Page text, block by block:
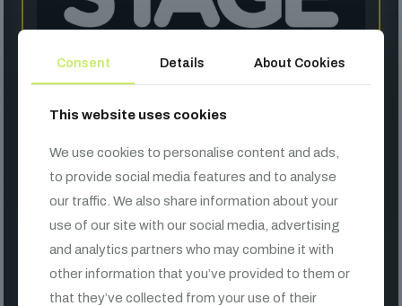
KARBANTARTÁS
Consent Details About Cookies
This website uses cookies
We use cookies to personalise content and ads,
to provide social media features and to analyse
our traffic. We also share information about your
use of our site with our social media, advertising
and analytics partners who may combine it with
other information that you’ve provided to them or
that they’ve collected from your use of their